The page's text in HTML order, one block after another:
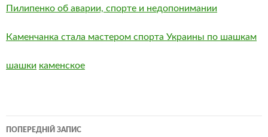
Пилипенко об аварии, спорте и недопонимании
Каменчанка стала мастером спорта Украины по шашкам
шашки каменское
Навігація
ПОПЕРЕДНІЙ ЗАПИС